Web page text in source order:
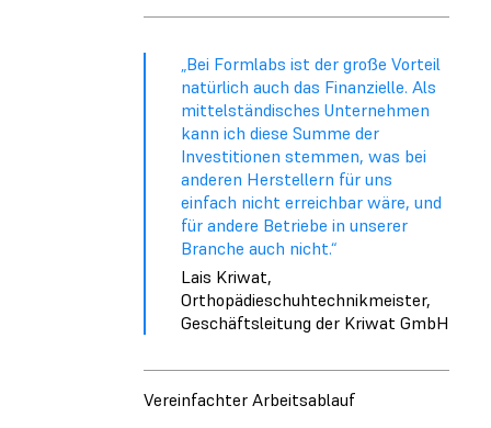
„Bei Formlabs ist der große Vorteil
natürlich auch das Finanzielle. Als
mittelständisches Unternehmen
kann ich diese Summe der
Investitionen stemmen, was bei
anderen Herstellern für uns
einfach nicht erreichbar wäre, und
für andere Betriebe in unserer
Branche auch nicht.“
Lais Kriwat,
Orthopädieschuhtechnikmeister,
Geschäftsleitung der Kriwat GmbH
Vereinfachter Arbeitsablauf